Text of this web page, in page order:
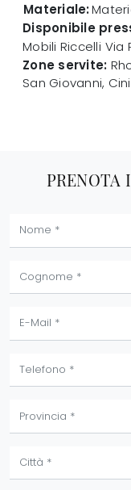
Materiale:
Disponibile
Mobili Riccelli Via
Zone servite:
San Giovanni,
PRENOTA